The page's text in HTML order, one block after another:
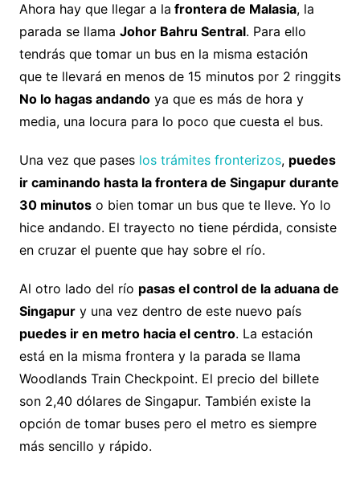
Ahora hay que llegar a la frontera de Malasia, la
parada se llama Johor Bahru Sentral. Para ello
tendrás que tomar un bus en la misma estación
que te llevará en menos de 15 minutos por 2 ringgits
No lo hagas andandoya que es más de hora y
media, una locura para lo poco que cuesta el bus.
Una vez que pases los trámites fronterizos, puedes
ir caminando hasta la frontera de Singapur durante
30 minutoso bien tomar un bus que te lleve. Yo lo
hice andando. El trayecto no tiene pérdida, consiste
en cruzar el puente que hay sobre el río.
Al otro lado del río pasas el control de la aduana de
Singapury una vez dentro de este nuevo país
puedes ir en metro hacia el centro. La estación
está en la misma frontera y la parada se llama
Woodlands Train Checkpoint. El precio del billete
son 2,40 dólares de Singapur. También existe la
opción de tomar buses pero el metro es siempre
más sencillo y rápido.